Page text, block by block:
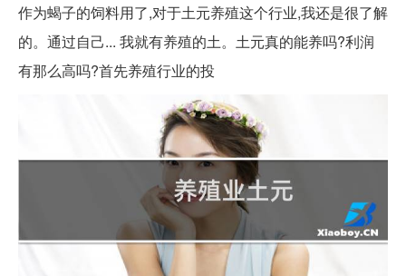
作为蝎子的饲料用了,对于土元养殖这个行业,我还是很了解
的。通过自己... 我就有养殖的土。土元真的能养吗?利润
有那么高吗?首先养殖行业的投